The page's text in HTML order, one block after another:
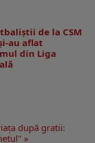
de la CSM
au aflat
din Liga
după gratii:
»